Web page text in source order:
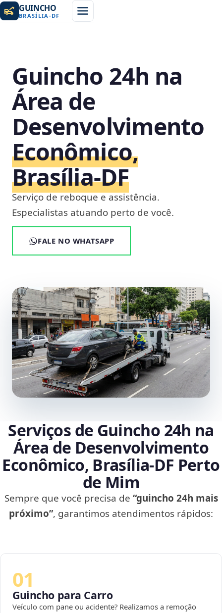
GUINCHO
BRASÍLIA -DF
Guincho 24h na
Área de
Desenvolvimento
Econômico,
Brasília‑DF
Serviço de reboque e assistência.
Especialistas atuando perto de você.
FALE NO WHATSAPP
Serviços de Guincho 24h na
Área de Desenvolvimento
Econômico, Brasília‑DF Perto
de Mim
Sempre que você precisa de “guincho 24h mais
próximo”, garantimos atendimentos rápidos:
01
Guincho para Carro
Veículo com pane ou acidente? Realizamos a remoção